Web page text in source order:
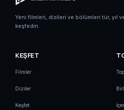
Yeni filmleri, dizileri ve bölümleri tür, yıl
keşfedin.
KEŞFET
Filmler
Diziler
Keşfet